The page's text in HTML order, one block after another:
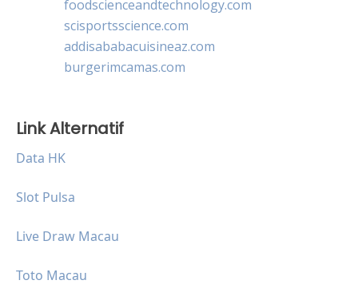
foodscienceandtechnology.com
scisportsscience.com
addisababacuisineaz.com
burgerimcamas.com
Link Alternatif
Data HK
Slot Pulsa
Live Draw Macau
Toto Macau